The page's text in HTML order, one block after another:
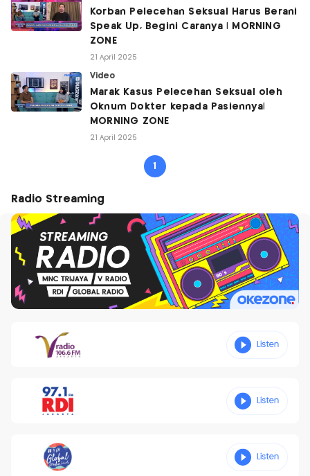
Korban Pelecehan Seksual Harus Berani
Speak Up, Begini Caranya | MORNING
ZONE
21 April 2025
Video
Marak Kasus Pelecehan Seksual oleh
Oknum Dokter kepada Pasiennya|
MORNING ZONE
21 April 2025
1
Radio Streaming